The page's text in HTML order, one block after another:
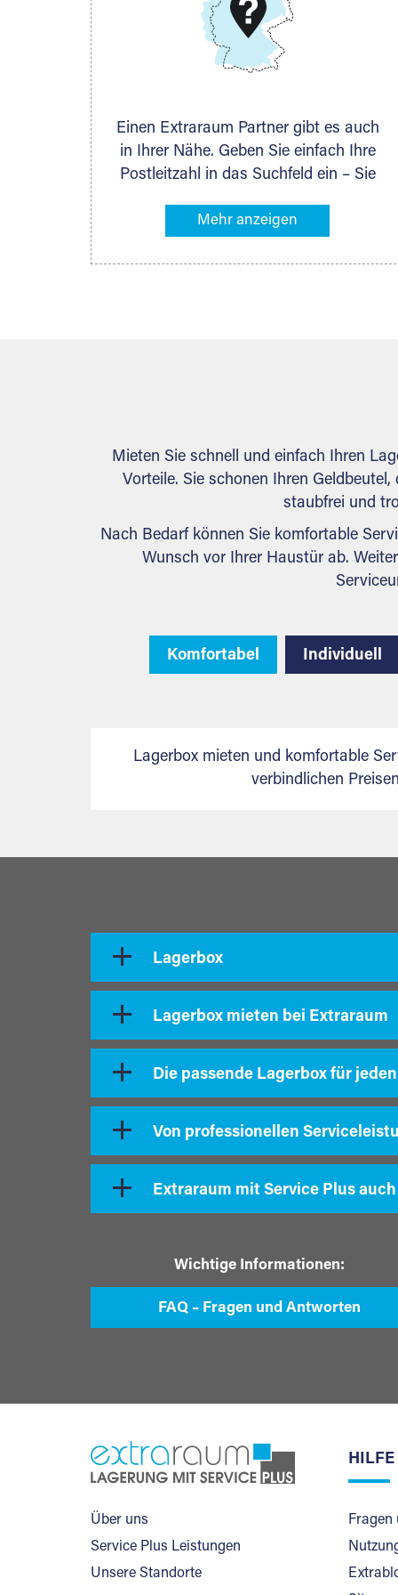
DMG Aktiengesellschaft
Schieferstein 11A
Einen Extraraum Partner gibt es auch
in Ihrer Nähe. Geben Sie einfach Ihre
Postleitzahl in das Suchfeld ein – Sie
Partners mit Lagermöglichkeiten in
können Sie anschließend Ihren
Mieten Sie schnell und einfach Ihren
Vorteile. Sie schonen Ihren
staubfrei und
Nach Bedarf können Sie komfortable
Wunsch vor Ihrer Haustür ab.
Komfortabel Individuell
Lagerbox mieten und komfortable
verbindlichen
Lagerbox
Lagerbox mieten bei Extraraum
Die passende Lagerbox für
Von professionellen
Extraraum mit Service Plus
Wichtige Informationen:
FAQ – Fragen und Antworten
Über uns
Service Plus Leistungen
Unsere Standorte
HILFE